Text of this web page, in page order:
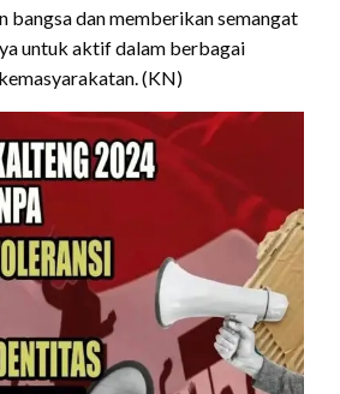
bangsa dan memberikan semangat
untuk aktif dalam berbagai
(KN)